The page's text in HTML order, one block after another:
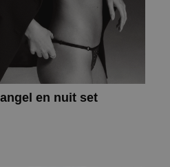
en nuit set